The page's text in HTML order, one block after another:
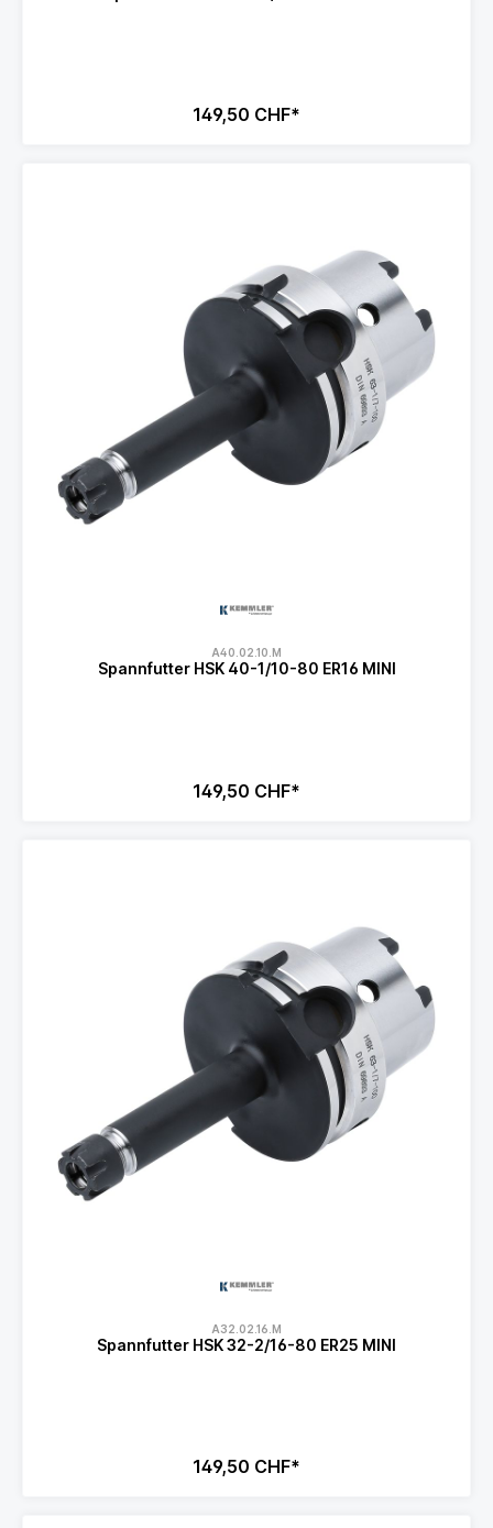
149,50 CHF*
A40.02.10.M
Spannfutter HSK 40-1/10-80 ER16 MINI
149,50 CHF*
A32.02.16.M
Spannfutter HSK 32-2/16-80 ER25 MINI
149,50 CHF*